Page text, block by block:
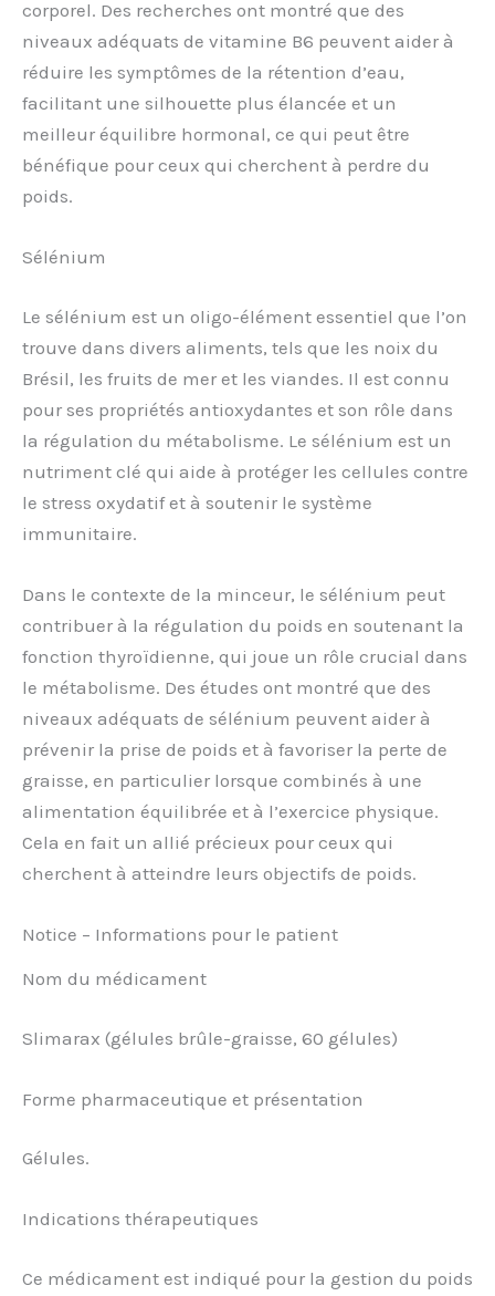
corporel. Des recherches ont montré que des
niveaux adéquats de vitamine B6 peuvent aider à
réduire les symptômes de la rétention d’eau,
facilitant une silhouette plus élancée et un
meilleur équilibre hormonal, ce qui peut être
bénéfique pour ceux qui cherchent à perdre du
poids.
Sélénium
Le sélénium est un oligo-élément essentiel que l’on
trouve dans divers aliments, tels que les noix du
Brésil, les fruits de mer et les viandes. Il est connu
pour ses propriétés antioxydantes et son rôle dans
la régulation du métabolisme. Le sélénium est un
nutriment clé qui aide à protéger les cellules contre
le stress oxydatif et à soutenir le système
immunitaire.
Dans le contexte de la minceur, le sélénium peut
contribuer à la régulation du poids en soutenant la
fonction thyroïdienne, qui joue un rôle crucial dans
le métabolisme. Des études ont montré que des
niveaux adéquats de sélénium peuvent aider à
prévenir la prise de poids et à favoriser la perte de
graisse, en particulier lorsque combinés à une
alimentation équilibrée et à l’exercice physique.
Cela en fait un allié précieux pour ceux qui
cherchent à atteindre leurs objectifs de poids.
Notice – Informations pour le patient
Nom du médicament
Slimarax (gélules brûle-graisse, 60 gélules)
Forme pharmaceutique et présentation
Gélules.
Indications thérapeutiques
Ce médicament est indiqué pour la gestion du poids